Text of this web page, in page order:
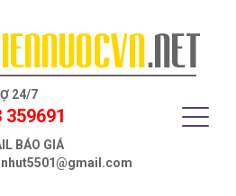
24/7
359691
BÁO GIÁ